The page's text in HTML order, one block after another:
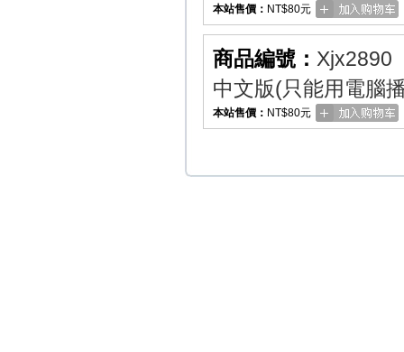
本站售價： NT$80元
商品編號： Xjx2890
中文版(只能用電腦
本站售價： NT$80元